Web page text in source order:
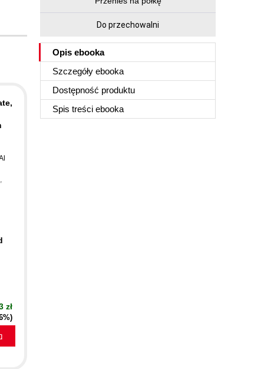
Do przechowalni
Opis ebooka
Szczegóły ebooka
Dostępność produktu
Spis treści ebooka
,
zł